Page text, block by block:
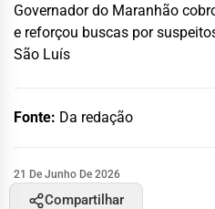
Governador do Maranhão
e reforçou buscas por
São Luís
Fonte: Da redação
21 De Junho De 2026
Compartilhar